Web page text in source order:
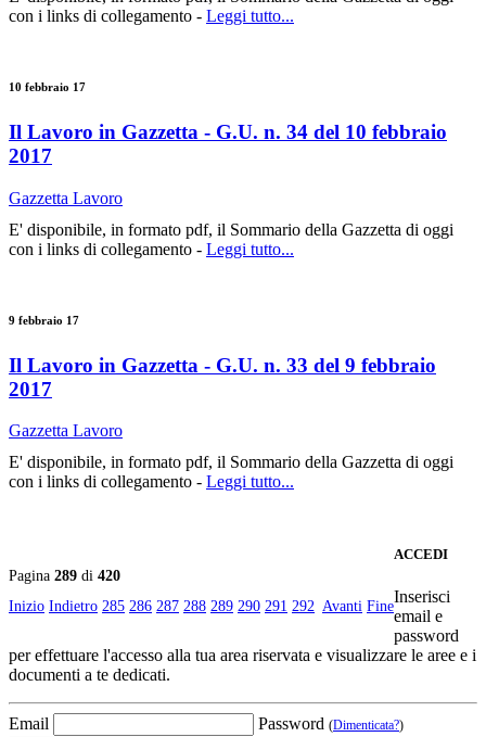
con i links di collegamento - Leggi tutto...
10 febbraio 17
Il Lavoro in Gazzetta - G.U. n. 34 del 10 febbraio
2017
Gazzetta Lavoro
E' disponibile, in formato pdf, il Sommario della Gazzetta di oggi
con i links di collegamento - Leggi tutto...
9 febbraio 17
Il Lavoro in Gazzetta - G.U. n. 33 del 9 febbraio
2017
Gazzetta Lavoro
E' disponibile, in formato pdf, il Sommario della Gazzetta di oggi
con i links di collegamento - Leggi tutto...
Pagina 289 di 420
Inizio Indietro 285 286 287 288 289 290 291 292 Avanti Fine
ACCEDI
Inserisci
email e
password
per effettuare l'accesso alla tua area riservata e visualizzare le aree e i
documenti a te dedicati.
Email Password (Dimenticata?)